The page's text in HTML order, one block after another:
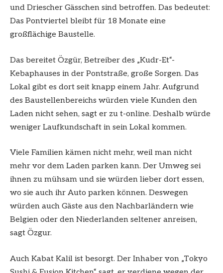
und Driescher Gässchen sind betroffen. Das bedeutet:
Das Pontviertel bleibt für 18 Monate eine
großflächige Baustelle.
Das bereitet Özgür, Betreiber des „Kudr-Et“-
Kebaphauses in der Pontstraße, große Sorgen. Das
Lokal gibt es dort seit knapp einem Jahr. Aufgrund
des Baustellenbereichs würden viele Kunden den
Laden nicht sehen, sagt er zu t-online. Deshalb würde
weniger Laufkundschaft in sein Lokal kommen.
Viele Familien kämen nicht mehr, weil man nicht
mehr vor dem Laden parken kann. Der Umweg sei
ihnen zu mühsam und sie würden lieber dort essen,
wo sie auch ihr Auto parken können. Deswegen
würden auch Gäste aus den Nachbarländern wie
Belgien oder den Niederlanden seltener anreisen,
sagt Özgur.
Auch Kabat Kalil ist besorgt. Der Inhaber von „Tokyo